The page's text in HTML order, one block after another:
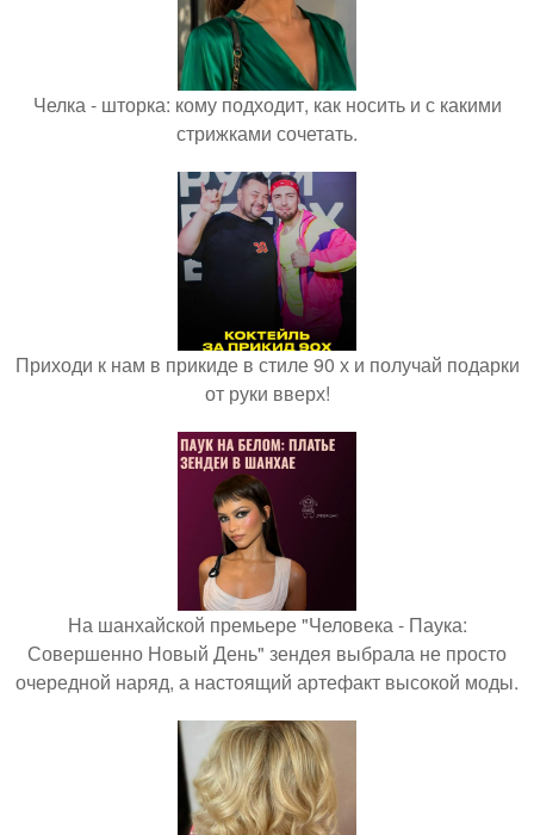
Челка - шторка: кому подходит, как носить и с какими
стрижками сочетать.
Приходи к нам в прикиде в стиле 90 х и получай подарки
от руки вверх!
На шанхайской премьере "Человека - Паука:
Совершенно Новый День" зендея выбрала не просто
очередной наряд, а настоящий артефакт высокой моды.